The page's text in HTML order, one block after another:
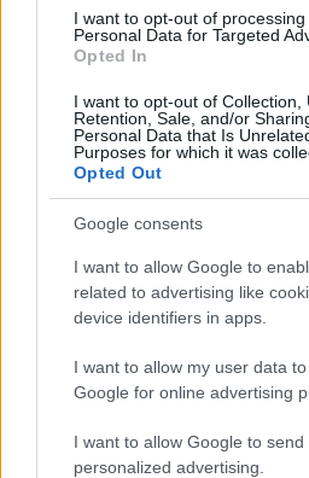
I want to opt-out of processing
Personal Data for Targeted
Opted In
I want to opt-out of Collection,
Retention, Sale, and/or
Personal Data that Is
Purposes for which it was
Opted Out
Google consents
I want to allow Google to
related to advertising like
device identifiers in apps.
I want to allow my user data
Google for online advertising
I want to allow Google to send
personalized advertising.
fenntartottak. Esetleg
nélkül hagyták az
kérdést, ha valahol szóba
Ami a Népszabadságot és a
kimondva-kimondatlanul a
transzatlantista
hátat fordítva az
tőke–munka viszonyában
feladva, a szó eredeti
visszatértek a tőkés
igazolásához. Mi sem jelzi ezt
ig csupa jobboldali, sőt
globalista tőkés vagy ilyen
politikus szerepel azok
szerkesztőség.